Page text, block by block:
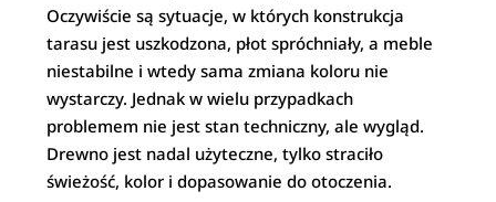
Oczywiście są sytuacje, w których konstrukcja
tarasu jest uszkodzona, płot spróchniały, a meble
niestabilne i wtedy sama zmiana koloru nie
wystarczy. Jednak w wielu przypadkach
problemem nie jest stan techniczny, ale wygląd.
Drewno jest nadal użyteczne, tylko straciło
świeżość, kolor i dopasowanie do otoczenia.